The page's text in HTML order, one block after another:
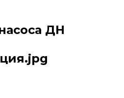
ДН